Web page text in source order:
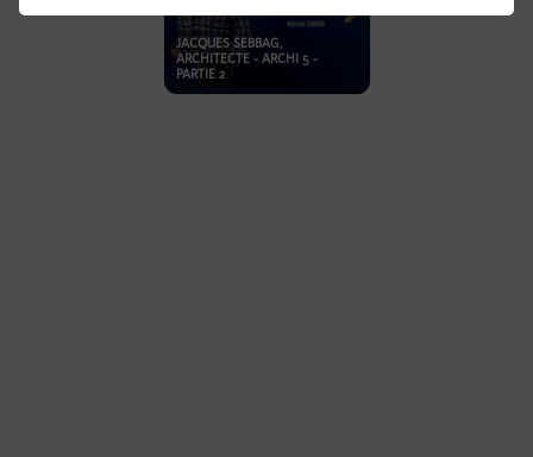
JACQUES SEBBAG,
ARCHITECTE - ARCHI 5 -
PARTIE 2